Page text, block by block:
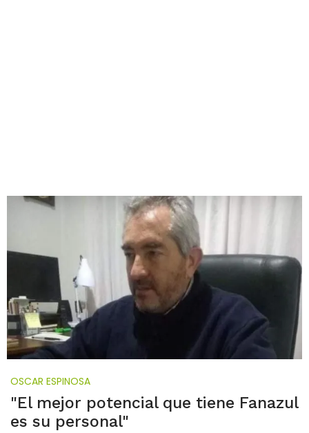
OSCAR ESPINOSA
"El mejor potencial que tiene Fanazul
es su personal"